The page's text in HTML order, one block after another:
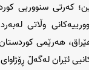
کەرتی سنووریی
وڵاتی
هەرێمی
ئێران لەگەڵ